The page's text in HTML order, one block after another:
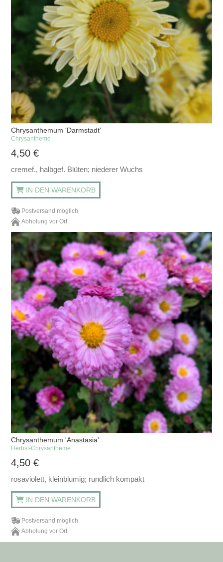
Chrysanthemum 'Darmstadt'
Chrysantheme
4,50€
cremef., halbgef. Blüten; niederer Wuchs
IN DEN WARENKORB
Postversand möglich
Abholung vor Ort
Chrysanthemum 'Anastasia'
Herbst-Chrysantheme
4,50€
rosaviolett, kleinblumig; rundlich kompakt
IN DEN WARENKORB
Postversand möglich
Abholung vor Ort